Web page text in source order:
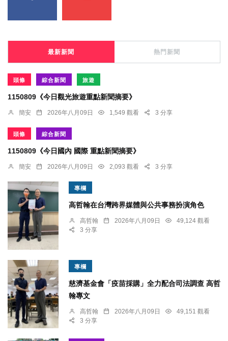
最新新聞 熱門新聞
頭條 綜合新聞 旅遊
1150809《今日觀光旅遊重點新聞摘要》
簡安 2026年八月09日 1,549 觀看 3 分享
頭條 綜合新聞
1150809《今日國內 國際 重點新聞摘要》
簡安 2026年八月09日 2,093 觀看 3 分享
專欄
高哲翰在台灣跨界媒體與公共事務扮演角色
高哲翰 2026年八月09日
49,124 觀看
3 分享
專欄
慈濟基金會「疫苗採購」全力配合司法調查 高哲
翰專文
高哲翰 2026年八月09日
49,151 觀看
3 分享